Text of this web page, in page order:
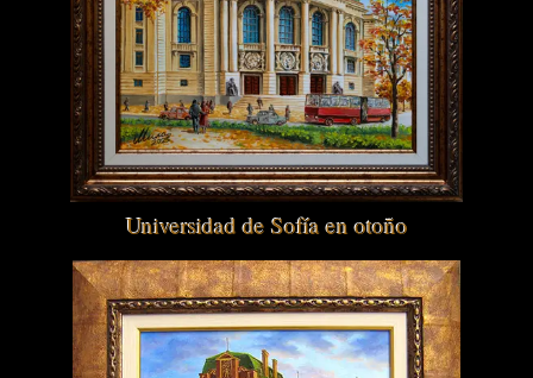
Universidad de Sofía en otoño